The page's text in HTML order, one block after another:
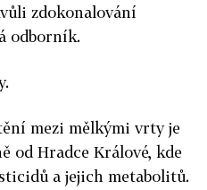
zdokonalování
odborník.
mezi mělkými vrty je
od Hradce Králové, kde
a jejich metabolitů.